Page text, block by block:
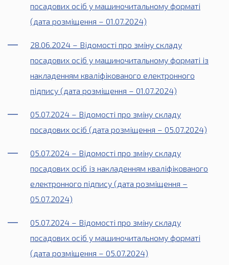
посадових осіб у машиночитальному форматі
(дата розміщення – 01.07.2024)
28.06.2024 – Відомості про зміну складу
посадових осіб у машиночитальному форматі із
накладенням кваліфікованого електронного
підпису (дата розміщення – 01.07.2024)
05.07.2024 – Відомості про зміну складу
посадових осіб (дата розміщення – 05.07.2024)
05.07.2024 – Відомості про зміну складу
посадових осіб із накладенням кваліфікованого
електронного підпису (дата розміщення –
05.07.2024)
05.07.2024 – Відомості про зміну складу
посадових осіб у машиночитальному форматі
(дата розміщення – 05.07.2024)